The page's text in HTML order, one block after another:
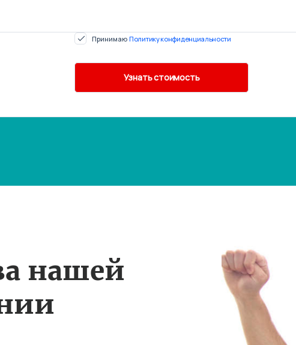
Принимаю Политику конфиденциальности
нашей